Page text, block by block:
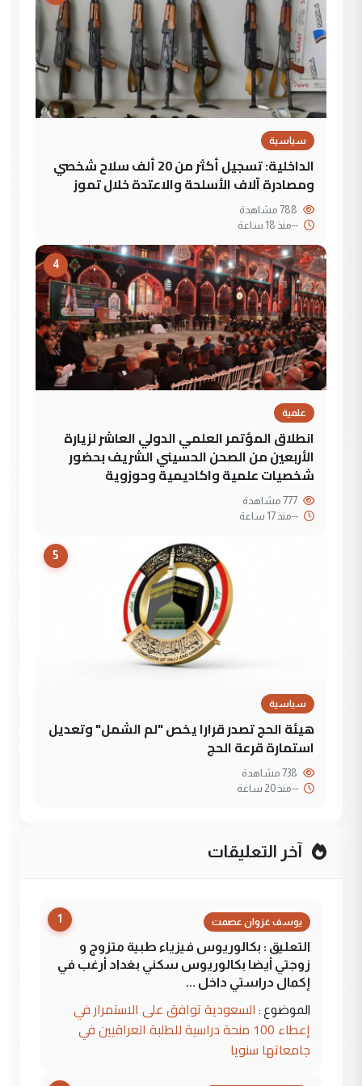
سياسية
الداخلية: تسجيل أكثر من 20 ألف سلاح شخصي
ومصادرة آلاف الأسلحة والاعتدة خلال تموز
--منذ 18 ساعة
4
علمية
انطلاق المؤتمر العلمي الدولي العاشر لزيارة
الأربعين من الصحن الحسيني الشريف بحضور
شخصيات علمية واكاديمية وحوزوية
--منذ 17 ساعة
5
سياسية
هيئة الحج تصدر قرارا يخص "لم الشمل" وتعديل
استمارة قرعة الحج
--منذ 20 ساعة
آخر التعليقات
1 يوسف غزوان عصمت
التعليق : بكالوريوس فيزياء طبية متزوج و
زوجتي أيضا بكالوريوس سكني بغداد أرغب في
إكمال دراستي داخل ...
الموضوع : السعودية توافق على الاستمرار في
إعطاء 100 منحة دراسية للطلبة العراقيين في
جامعاتها سنويا